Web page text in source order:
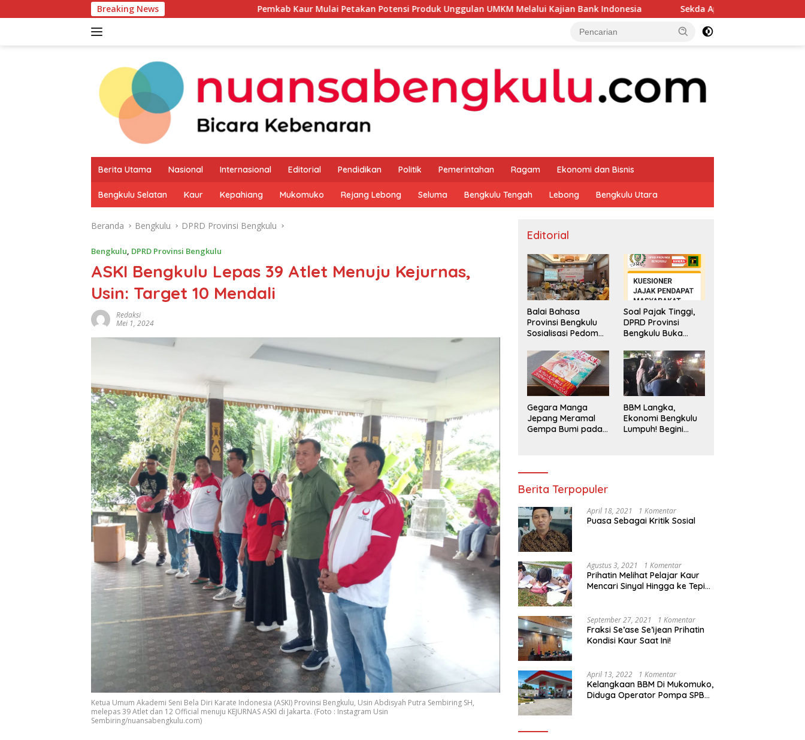
ke
Breaking News Pemkab Kaur Mulai Petakan Potensi Produk Unggulan UMKM Melalui Kajian Bank Indonesia Sekda Apresiasi Inspektorat Provinsi Bengkulu
Berita Utama Nasional Internasional Editorial Pendidikan Politik Pemerintahan Ragam Ekonomi dan Bisnis
Bengkulu Selatan Kaur Kepahiang Mukomuko Rejang Lebong Seluma Bengkulu Tengah Lebong Bengkulu Utara
Beranda Bengkulu DPRD Provinsi Bengkulu
Bengkulu, DPRD Provinsi Bengkulu
ASKI Bengkulu Lepas 39 Atlet Menuju Kejurnas,
Usin: Target 10 Mendali
Redaksi
Mei 1, 2024
Ketua Umum Akademi Seni Bela Diri Karate Indonesia (ASKI) Provinsi Bengkulu, Usin Abdisyah Putra Sembiring SH,
melepas 39 Atlet dan 12 Official menuju KEJURNAS ASKI di Jakarta. (Foto : Instagram Usin
Sembiring/nuansabengkulu.com)
Editorial
Balai Bahasa
Provinsi Bengkulu
Sosialisasi Pedoman
Penggunaan
Bahasa Indonesia
Soal Pajak Tinggi,
DPRD Provinsi
Bengkulu Buka
Pengaduan
Masyarakat
Gegara Manga
Jepang Meramal
Gempa Bumi pada
BBM Langka,
Ekonomi Bengkulu
Lumpuh! Begini
Berita Terpopuler
April 18, 2021 1 Komentar
Puasa Sebagai Kritik Sosial
Agustus 3, 2021 1 Komentar
Prihatin Melihat Pelajar Kaur
Mencari Sinyal Hingga ke Tepi
Segera Bertindak
September 27, 2021 1 Komentar
Fraksi Se’ase Se’ijean Prihatin
Kondisi Kaur Saat Ini!
April 13, 2022 1 Komentar
Kelangkaan BBM Di Mukomuko,
Diduga Operator Pompa SPBU